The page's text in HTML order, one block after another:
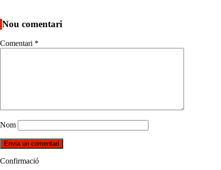
Nou comentari
Comentari *
Nom
Confirmació